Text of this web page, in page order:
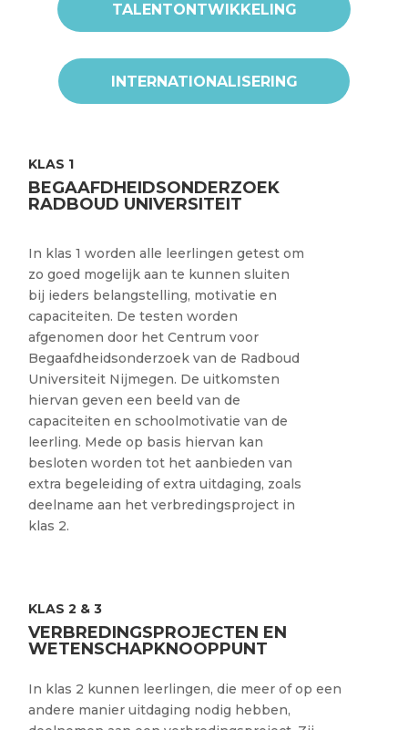
TALENTONTWIKKELING
INTERNATIONALISERING
KLAS 1
BEGAAFDHEIDSONDERZOEK
RADBOUD UNIVERSITEIT
In klas 1 worden alle leerlingen getest om
zo goed mogelijk aan te kunnen sluiten
bij ieders belangstelling, motivatie en
capaciteiten. De testen worden
afgenomen door het Centrum voor
Begaafdheidsonderzoek van de Radboud
Universiteit Nijmegen. De uitkomsten
hiervan geven een beeld van de
capaciteiten en schoolmotivatie van de
leerling. Mede op basis hiervan kan
besloten worden tot het aanbieden van
extra begeleiding of extra uitdaging, zoals
deelname aan het verbredingsproject in
klas 2.
KLAS 2 & 3
VERBREDINGSPROJECTEN EN
WETENSCHAPKNOOPPUNT
In klas 2 kunnen leerlingen, die meer of op een
andere manier uitdaging nodig hebben,